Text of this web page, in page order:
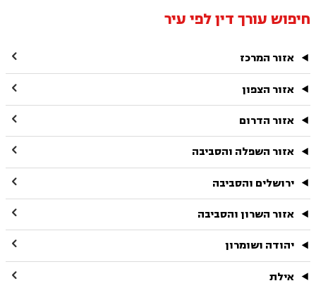
חיפוש עורך דין לפי עיר
אזור המרכז 
אזור הצפון 
אזור הדרום 
אזור השפלה והסביבה 
ירושלים והסביבה 
אזור השרון והסביבה 
יהודה ושומרון 
אילת 